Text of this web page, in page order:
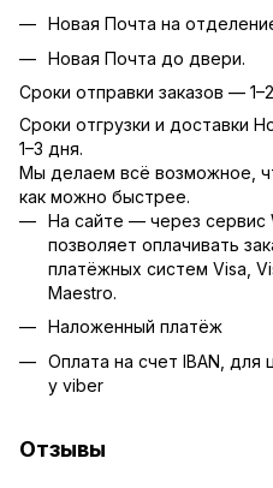
Новая Почта на
Новая Почта до двери.
Сроки отправки заказов —
Сроки отгрузки и доставки
1–3 дня.
Мы делаем всё возможное,
как можно быстрее.
На сайте — через сервис
позволяет оплачивать
платёжных систем Visa,
Maestro.
Наложенный платёж
Оплата на счет IBAN, для
у viber
Отзывы